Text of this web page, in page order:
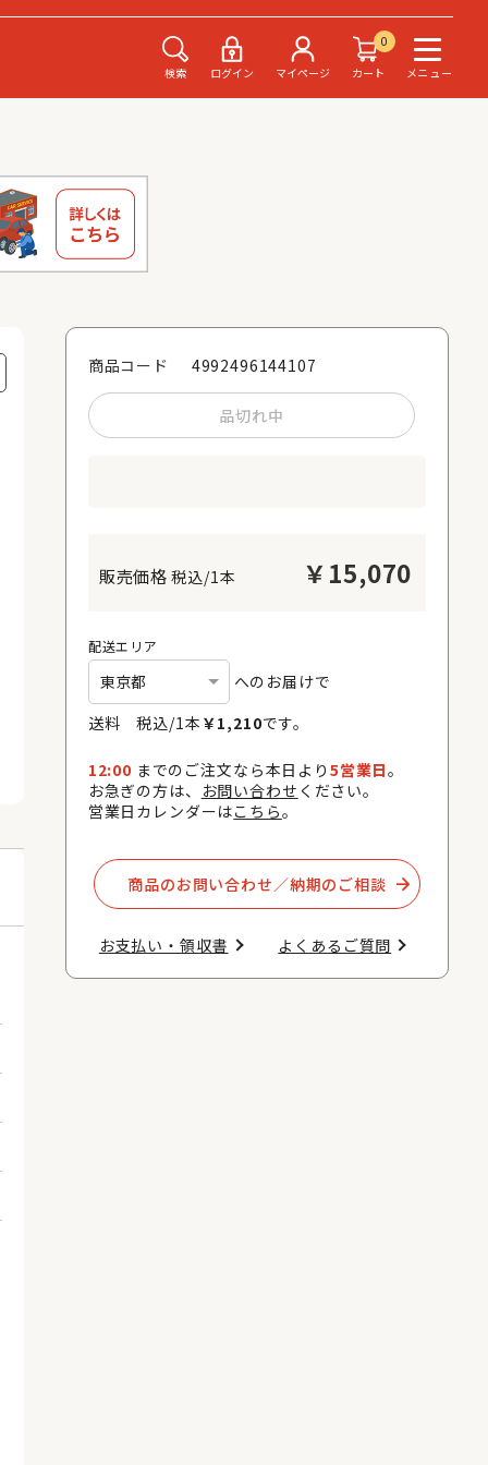
検索 ログイン マイページ
0
カート
メニュー
商品コード 4992496144107
品切れ中
税込/1本 ￥ 15,070
配送エリア
へのお届けで
送料 税込/1本 ￥1,210です。
12:00 までのご注文なら本日より 5営業日。
お急ぎの方は、
お問い合わせ ください。
営業日カレンダーはこちら。
商品のお問い合わせ／納期のご相談​
お支払い・領収書​ よくあるご質問​